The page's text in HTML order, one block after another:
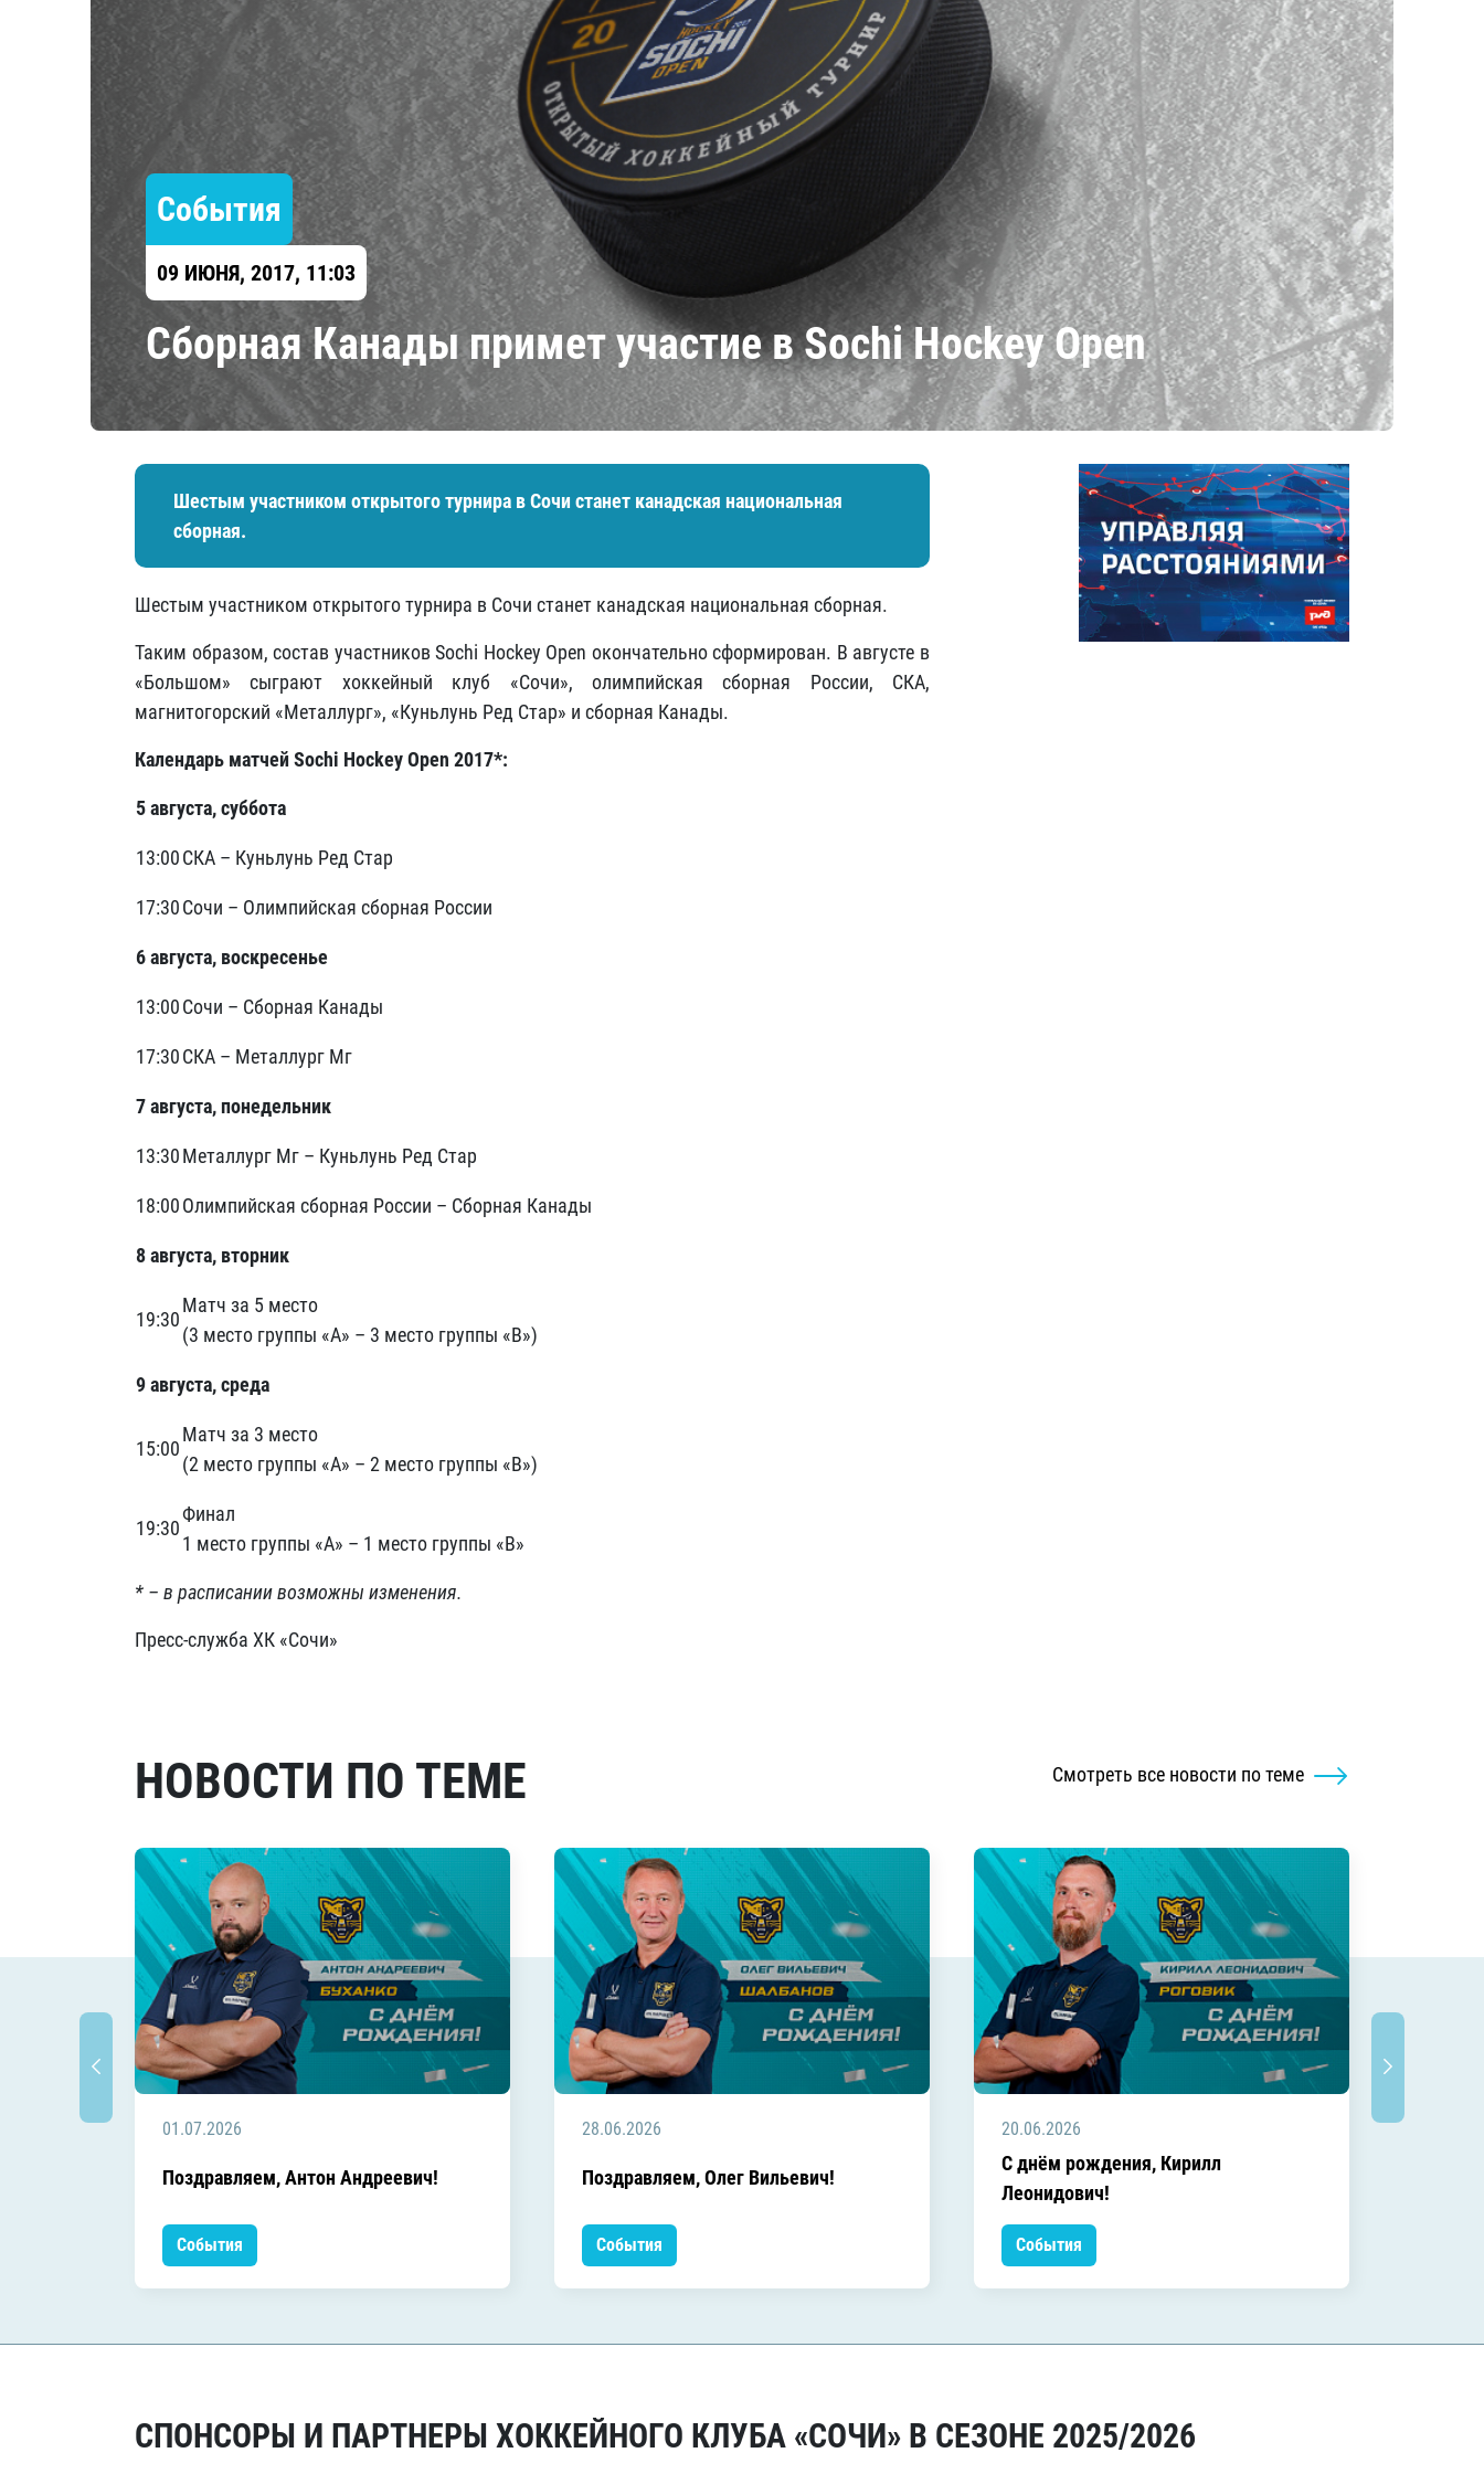
Локомотив
Северсталь
ЦСКА
Шанхайские Драконы
Амур
Барыс
Салават Юлаев
Сибирь
События
09 ИЮНЯ, 2017, 11:03
Сборная Канады примет участие в Sochi Hockey Open
Шестым участником открытого турнира в Сочи станет канадская национальная
сборная.
Шестым участником открытого турнира в Сочи станет канадская национальная сборная.
Таким образом, состав участников Sochi Hockey Open окончательно сформирован. В августе в
«Большом» сыграют хоккейный клуб «Сочи», олимпийская сборная России, СКА,
магнитогорский «Металлург», «Куньлунь Ред Стар» и сборная Канады.
Календарь матчей Sochi Hockey Open 2017*:
5 августа, суббота
13:00СКА – Куньлунь Ред Стар
17:30Сочи – Олимпийская сборная России
6 августа, воскресенье
13:00Сочи – Сборная Канады
17:30СКА – Металлург Мг
7 августа, понедельник
13:30Металлург Мг – Куньлунь Ред Стар
18:00Олимпийская сборная России – Сборная Канады
8 августа, вторник
19:30
Матч за 5 место
(3 место группы «А» – 3 место группы «В»)
9 августа, среда
15:00
Матч за 3 место
(2 место группы «А» – 2 место группы «В»)
19:30
Финал
1 место группы «А» – 1 место группы «В»
* – в расписании возможны изменения.
Пресс-служба ХК «Сочи»
НОВОСТИ ПО ТЕМЕ Смотреть все новости по теме
01.07.2026
Поздравляем, Антон Андреевич!
События
28.06.2026
Поздравляем, Олег Вильевич!
События
20.06.2026
C днём рождения, Кирилл
Леонидович!
События
СПОНСОРЫ И ПАРТНЕРЫ ХОККЕЙНОГО КЛУБА «СОЧИ» В СЕЗОНЕ 2025/2026